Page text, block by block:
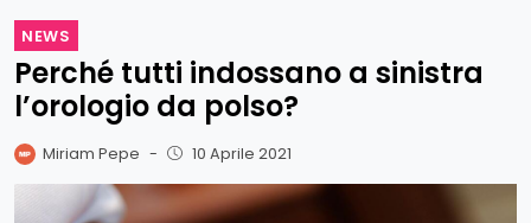
NEWS
Perché tutti indossano a sinistra
l’orologio da polso?
Miriam Pepe - 10 Aprile 2021